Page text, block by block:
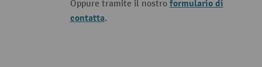
Oppure tramite il nostro formulario di
contatta.